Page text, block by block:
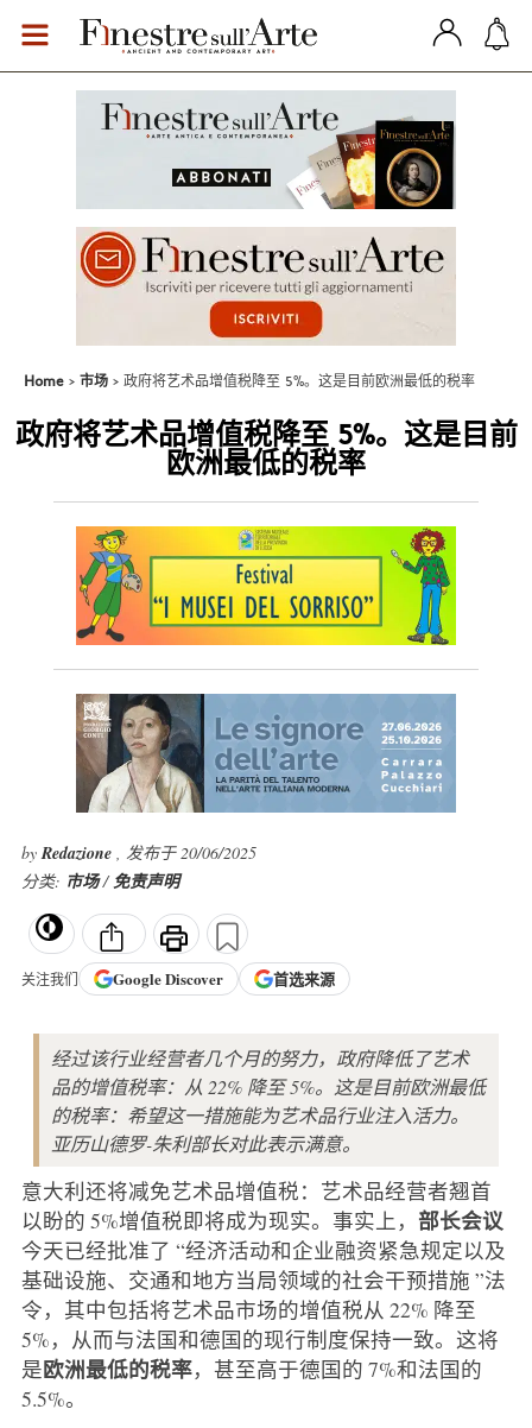
Home 市场 政府将艺术品增值税降至 5%。这是目前欧洲最低的税率
政府将艺术品增值税降至 5%。这是目前
欧洲最低的税率
byRedazione , 发布于 20/06/2025
分类: 市场/免责声明
关注我们 GoogleDiscover 首选来源
经过该行业经营者几个月的努力，政府降低了艺术
品的增值税率：从 22% 降至 5%。这是目前欧洲最低
的税率：希望这一措施能为艺术品行业注入活力。
亚历山德罗-朱利部长对此表示满意。
意大利还将减免艺术品增值税：艺术品经营者翘首
以盼的 5%增值税即将成为现实。事实上， 部长会议
今天已经批准了 “经济活动和企业融资紧急规定以及
基础设施、交通和地方当局领域的社会干预措施 ”法
令，其中包括将艺术品市场的增值税从 22% 降至
5%，从而与法国和德国的现行制度保持一致。这将
是欧洲最低的税率，甚至高于德国的 7%和法国的
5.5%。